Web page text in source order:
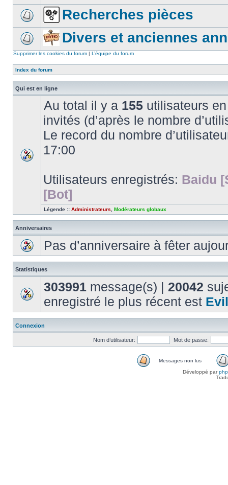
Recherches pièces
Divers et anciennes
Supprimer les cookies du forum | L’équipe du forum
Index du forum
Qui est en ligne
Au total il y a 155 utilisateurs
invités (d’après le nombre
Le record du nombre
17:00
Utilisateurs enregistrés: Baidu
[Bot]
Légende :: Administrateurs Modérateurs globaux
Anniversaires
Pas d’anniversaire à fêter
Statistiques
303991 message(s) | 20042
enregistré le plus récent est Evil
Connexion
Nom d’utilisateur: Mot de passe:
Messages non lus
Développé par